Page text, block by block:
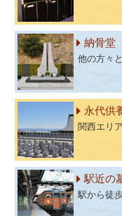
納骨堂
他の方々
永代供
関西エリ
駅近の
駅から徒